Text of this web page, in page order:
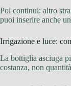
Poi continui: altro
puoi inserire anche
Irrigazione e luce:
La bottiglia asciuga
costanza, non